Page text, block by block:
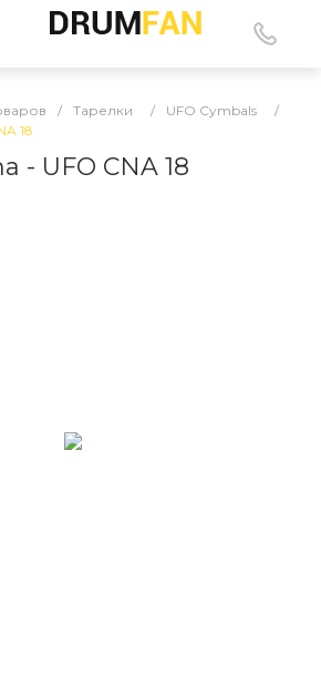
/ Тарелки / UFO Cymbals
/
18
- UFO CNA 18